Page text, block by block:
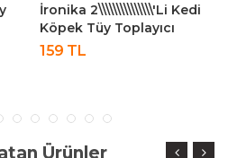
İronika Tuşlu Otomatik
Temizlenen Kedi Köpek
Tüy Toplayıcı Tarak
239 TL
Ürünler